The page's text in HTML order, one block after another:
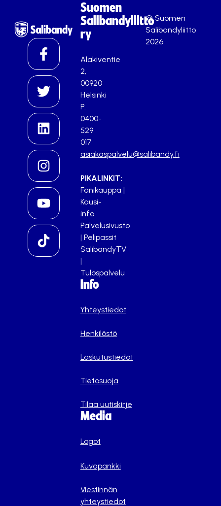
Suomen
Salibandyliitto
ry
Alakiventie
2,
00920
Helsinki
P.
0400-
529
017
asiakaspalvelu@salibandy.fi
PIKALINKIT:
Fanikauppa |
Kausi-
info
Palvelusivusto
| Pelipassit
SalibandyTV
|
Tulospalvelu
Info
Yhteystiedot
Henkilöstö
Laskutustiedot
Tietosuoja
Tilaa uutiskirje
Media
Logot
Kuvapankki
Viestinnän
yhteystiedot
© Suomen
Salibandyliitto
2026